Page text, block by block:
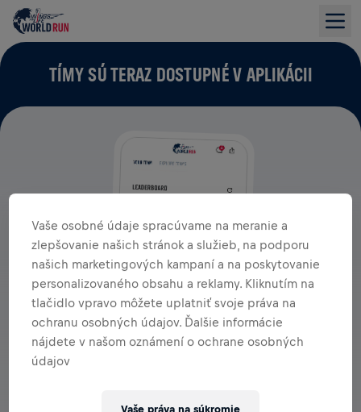
TÍMY SÚ TERAZ DOSTUPNÉ V APLIKÁCII
ZOBRAZ TÍMY V APLIKÁCII
Vaše osobné údaje spracúvame na meranie a
zlepšovanie našich stránok a služieb, na podporu
našich marketingových kampaní a na poskytovanie
personalizovaného obsahu a reklamy. Kliknutím na
tlačidlo vpravo môžete uplatniť svoje práva na
ochranu osobných údajov. Ďalšie informácie
nájdete v našom oznámení o ochrane osobných
údajov
Vaše práva na súkromie